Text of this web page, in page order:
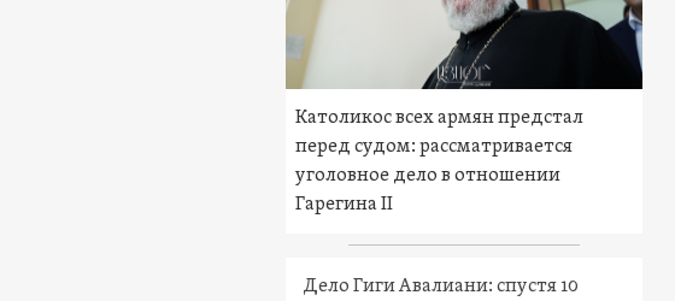
Католикос всех армян предстал
перед судом: рассматривается
уголовное дело в отношении
Гарегина II
Дело Гиги Авалиани: спустя 10